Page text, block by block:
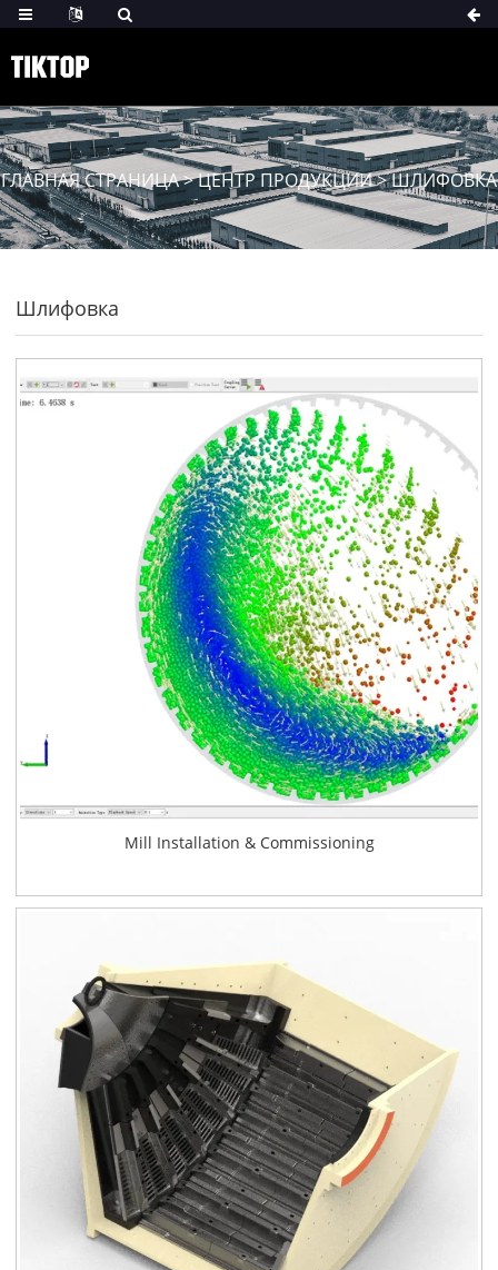
ГЛАВНАЯ СТРАНИЦА>ЦЕНТР ПРОДУКЦИИ>ШЛИФОВКА
Шлифовка
Mill Installation & Commissioning